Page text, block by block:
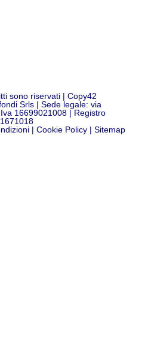
sono riservati | Copy42
Srls | Sede legale: via
16699021008 | Registro
| Cookie Policy | Sitemap